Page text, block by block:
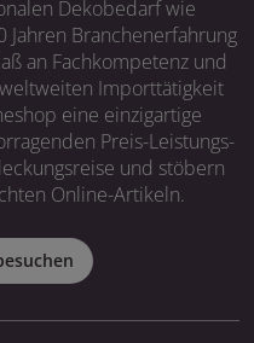
Dekobedarf wie
Branchenerfahrung
an Fachkompetenz und
Importtätigkeit
eine einzigartige
Preis-Leistungs-
und stöbern
Online-Artikeln.